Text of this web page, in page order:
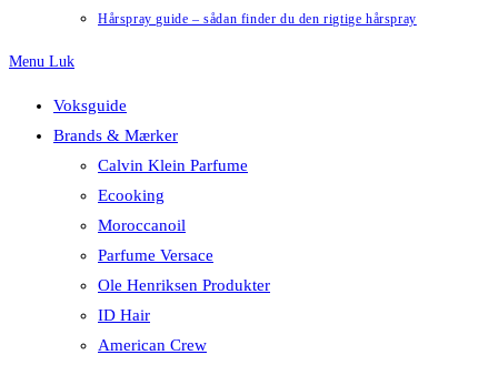
Hårspray guide – sådan finder du den rigtige hårspray
Menu Luk
Voksguide
Brands & Mærker
Calvin Klein Parfume
Ecooking
Moroccanoil
Parfume Versace
Ole Henriksen Produkter
ID Hair
American Crew